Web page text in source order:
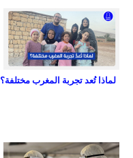
لماذا تُعد تجربة المغرب مختلفة؟